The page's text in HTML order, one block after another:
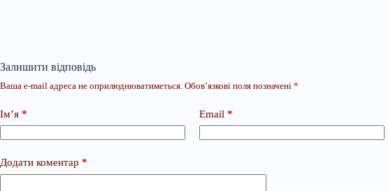
Залишити відповідь
Ваша e-mail адреса не оприлюднюватиметься. Обов’язкові поля позначені *
Ім’я * Email *
Додати коментар *